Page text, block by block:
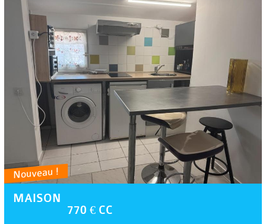
Nouveau !
MAISON
770 € CC